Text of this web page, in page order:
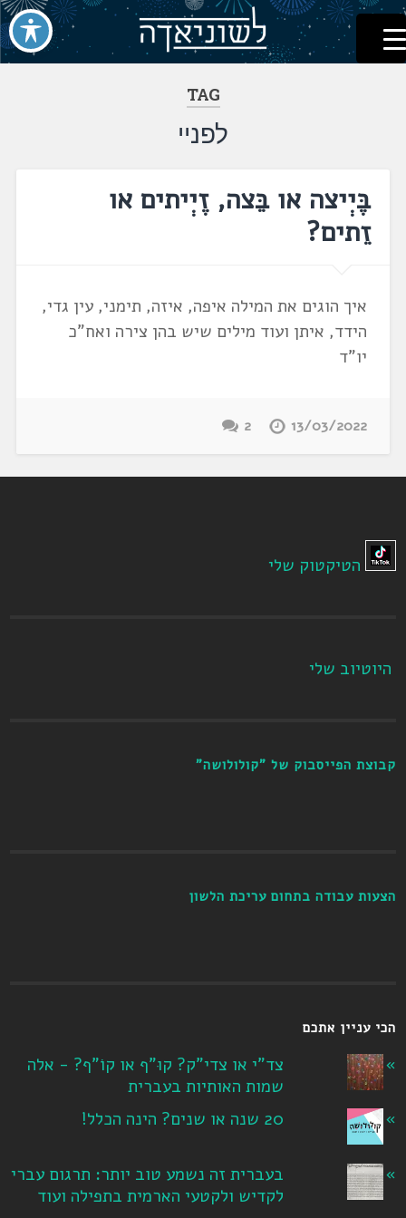
דלג
לתוכן
לשוניאדה
עברית. לשון. שפה
TAG
לפניי
בֶּיְיצה או בֵּצה, זֶיְיתים או
זֵתים?
איך הוגים את המילה איפה, איזה, תימני, עין גדי,
הידד, איתן ועוד מילים שיש בהן צירה ואח"כ
יו"ד
13/03/2022
2
הטיקטוק שלי
היוטיוב שלי
קבוצת הפייסבוק של "קולולושה"
הצעות עבודה בתחום עריכת הלשון
הכי עניין אתכם
צד"י או צדי"ק? קוּ"ף או קוֹ"ף? - אלה
שמות האותיות בעברית
20 שנה או שנים? הינה הכלל!
בעברית זה נשמע טוב יותר: תרגום עברי
לקדיש ולקטעי הארמית בתפילה ועוד